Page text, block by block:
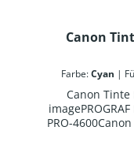
Canon
Farbe:Cyan |
Canon Tinte
PRO-